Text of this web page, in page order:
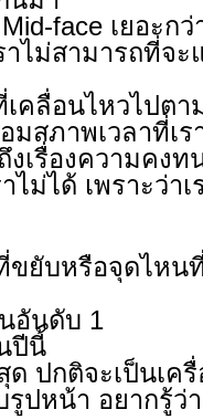
face เยอะก
าไม่สามารถที่จ
เคลื่อนไหวไปต
มสภาพเวลาที่เ
เรื่องความคงท
ไม่ได้ เพราะว่า
ยับหรือจุดไหนที่
อันดับ 1
ปีนี้
ปกติจะเป็นเค
รูปหน้า อยากรู้ว่